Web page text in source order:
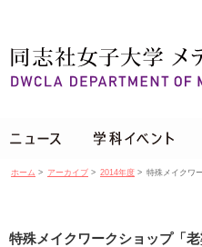
ホーム > アーカイブ > 2014年度 > 特殊メイクワ
特殊メイクワークショップ「老